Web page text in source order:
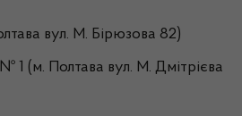
вул. М. Бірюзова 82)
1 (м. Полтава вул. М. Дмітрієва